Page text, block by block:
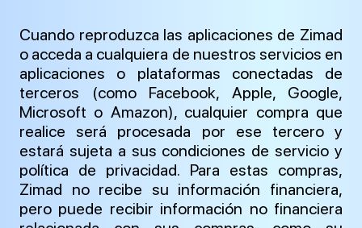
Cuando reproduzca las aplicaciones de Zimad
o acceda a cualquiera de nuestros servicios en
aplicaciones o plataformas conectadas de
terceros (como Facebook, Apple, Google,
Microsoft o Amazon), cualquier compra que
realice será procesada por ese tercero y
estará sujeta a sus condiciones de servicio y
política de privacidad. Para estas compras,
Zimad no recibe su información financiera,
pero puede recibir información no financiera